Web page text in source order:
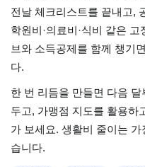
전날 체크리스트를 끝내고,
학원비·의료비·식비 같은
브와 소득공제를 함께 챙기
다.
한 번 리듬을 만들면 다음
두고, 가맹점 지도를 활용하
가 보세요. 생활비 줄이는
습니다.